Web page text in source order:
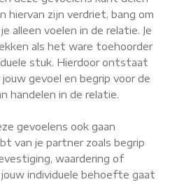
hiervan zijn verdriet, bang om
alleen voelen in de relatie. Je
als het ware toehoorder
stuk. Hierdoor ontstaat
gevoel en begrip voor de
handelen in de relatie.
gevoelens ook gaan
van je partner zoals begrip
waardering of
individuele behoefte gaat